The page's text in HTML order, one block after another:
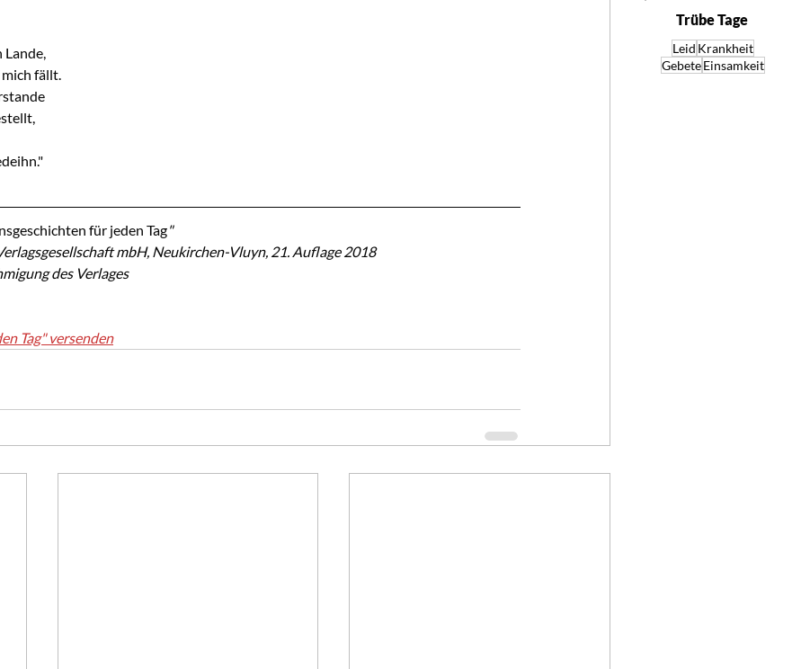
Lande,
fällt.
für jeden Tag"
mbH, Neukirchen-Vluyn, 21. Auflage 2018
des Verlages
Tag" versenden
Trübe Tage
Leid Krankheit
Gebete Einsamkeit